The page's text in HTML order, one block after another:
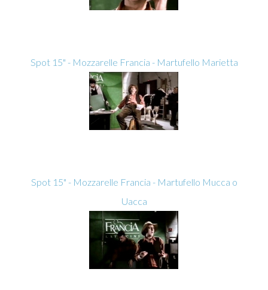
Spot 15" - Mozzarelle Francia - Martufello Marietta
Spot 15" - Mozzarelle Francia - Martufello Mucca o
Uacca